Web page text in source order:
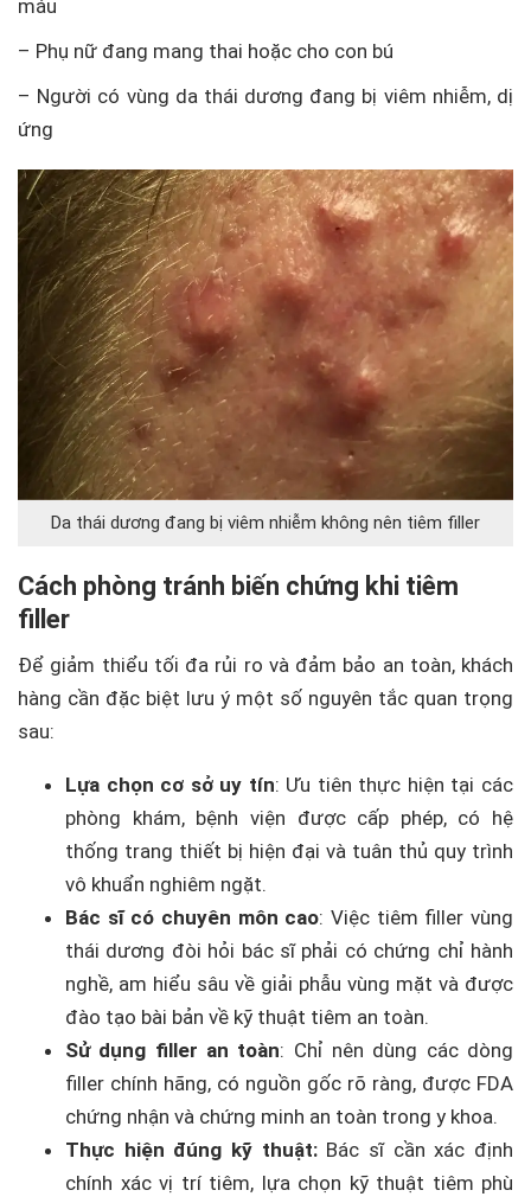
máu
– Phụ nữ đang mang thai hoặc cho con bú
– Người có vùng da thái dương đang bị viêm nhiễm, dị
ứng
Da thái dương đang bị viêm nhiễm không nên tiêm filler
Cách phòng tránh biến chứng khi tiêm
filler
Để giảm thiểu tối đa rủi ro và đảm bảo an toàn, khách
hàng cần đặc biệt lưu ý một số nguyên tắc quan trọng
sau:
Lựa chọn cơ sở uy tín: Ưu tiên thực hiện tại các
phòng khám, bệnh viện được cấp phép, có hệ
thống trang thiết bị hiện đại và tuân thủ quy trình
vô khuẩn nghiêm ngặt.
Bác sĩ có chuyên môn cao: Việc tiêm filler vùng
thái dương đòi hỏi bác sĩ phải có chứng chỉ hành
nghề, am hiểu sâu về giải phẫu vùng mặt và được
đào tạo bài bản về kỹ thuật tiêm an toàn.
Sử dụng filler an toàn: Chỉ nên dùng các dòng
filler chính hãng, có nguồn gốc rõ ràng, được FDA
chứng nhận và chứng minh an toàn trong y khoa.
Thực hiện đúng kỹ thuật:Bác sĩ cần xác định
chính xác vị trí tiêm, lựa chọn kỹ thuật tiêm phù